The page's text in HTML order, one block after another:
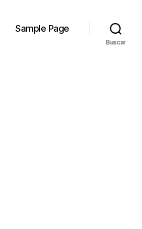
Sample Page
Buscar